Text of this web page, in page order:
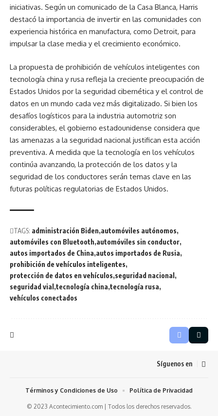
iniciativas. Según un comunicado de la Casa Blanca, Harris
destacó la importancia de invertir en las comunidades con
experiencia histórica en manufactura, como Detroit, para
impulsar la clase media y el crecimiento económico.
La propuesta de prohibición de vehículos inteligentes con
tecnología china y rusa refleja la creciente preocupación de
Estados Unidos por la seguridad cibernética y el control de
datos en un mundo cada vez más digitalizado. Si bien los
desafíos logísticos para la industria automotriz son
considerables, el gobierno estadounidense considera que
las amenazas a la seguridad nacional justifican esta acción
preventiva. A medida que la tecnología en los vehículos
continúa avanzando, la protección de los datos y la
seguridad de los conductores serán temas clave en las
futuras políticas regulatorias de Estados Unidos.
TAGS: administración Biden automóviles autónomos
automóviles con Bluetooth automóviles sin conductor
autos importados de China autos importados de Rusia
prohibición de vehículos inteligentes
protección de datos en vehículos seguridad nacional
seguridad vial tecnología china tecnología rusa
vehículos conectados
Síguenos en
© 2023 Acontecimiento.com | Todos los derechos reservados.
Términos y Condiciones de Uso Política de Privacidad